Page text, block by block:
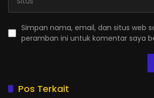
Simpan nama, email, dan situs web
peramban ini untuk komentar saya
Pos Terkait